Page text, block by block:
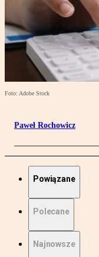
Foto: Adobe Stock
Paweł Rochowicz
Powiązane
Polecane
Najnowsze